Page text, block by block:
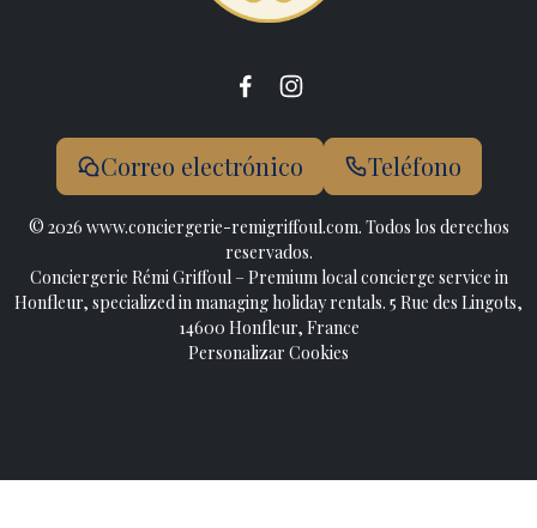
Correo electrónico Teléfono
© 2026 www.conciergerie-remigriffoul.com. Todos los derechos
reservados.
Conciergerie Rémi Griffoul – Premium local concierge service in
Honfleur, specialized in managing holiday rentals. 5 Rue des Lingots,
14600 Honfleur, France
Personalizar Cookies